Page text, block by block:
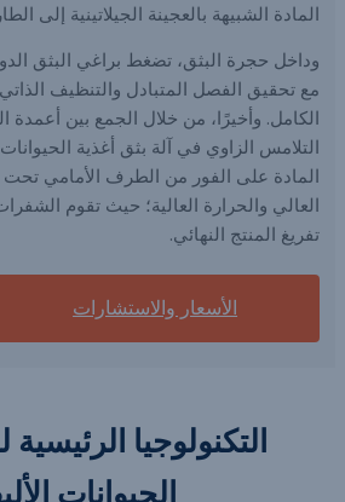
المادة الشبيهة بالعجينة الجيلاتينية إلى
وداخل حجرة البثق، تضغط براغي البثق
مع تحقيق الفصل المتبادل والتنظيف
الكامل. وأخيرًا، من خلال الجمع بين أعمدة
التلامس الزاوي في آلة بثق أغذية الحيوانات
المادة على الفور من الطرف الأمامي
العالي والحرارة العالية؛ حيث تقوم
تفريغ المنتج النهائي.
الأسعار والاستشارات
التكنولوجيا الرئيسية